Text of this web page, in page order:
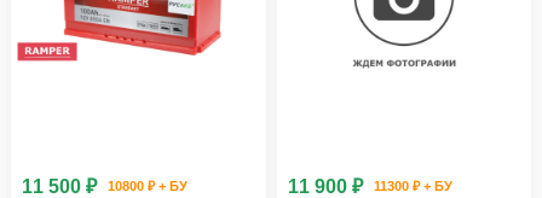
11 500 ₽
10800 ₽ + БУ
11 900 ₽
11300 ₽ + БУ